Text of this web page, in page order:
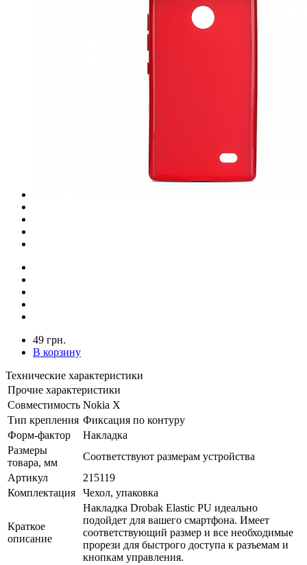
49 грн.
В корзину
Технические характеристики
Прочие характеристики
Совместимость Nokia X
Тип крепления Фиксация по контуру
Форм-фактор
Накладка
Размеры
товара, мм
Соответствуют размерам устройства
Артикул
215119
Комплектация
Чехол, упаковка
Краткое
описание
Накладка Drobak Elastic PU идеально
подойдет для вашего смартфона. Имеет
соответствующий размер и все необходимые
прорези для быстрого доступа к разъемам и
кнопкам управления.